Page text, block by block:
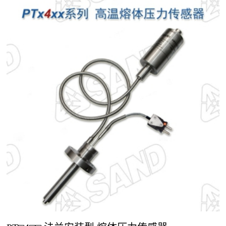
司
司
司
产
心
高
温
熔
体
压
力
传
感
高
温
熔
体
压
力
变
送
不
锈
钢
熔
体
压
力
表
数
字
熔
体
压
力
计
数
字
压
力
显
示
表
智
能
压
力
调
节
仪
温
度
传
感
器
工
控
压
力
变
送
器/
传
配
套
产
品
新
闻
心
公
司
闻
行
业
态
解
决